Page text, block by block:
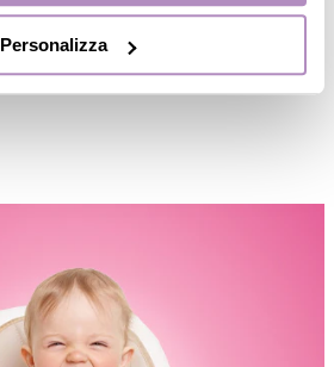
Personalizza